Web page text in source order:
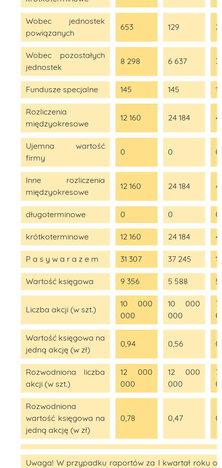
Wobec jednostek
powiązanych
653 129
Wobec pozostałych
jednostek
8 298 6 637 3
Fundusze specjalne 145 145
Rozliczenia
międzyokresowe
12 160 24 184 4
Ujemna wartość
firmy
0 0 0
Inne rozliczenia
międzyokresowe
12 160 24 184 4
długoterminowe 0 0 0
krótkoterminowe 12 160 24 184 4
P a s y w a r a z e m 31 307 37 245
Wartość księgowa 9 356 5 588 5
Liczba akcji (w szt.)
10 000
000
10 000
000
Wartość księgowa na
jedną akcję (w zł)
0,94 0,56
Rozwodniona liczba
akcji (w szt.)
12 000
000
12 000
000
Rozwodniona
wartość księgowa na
jedną akcję (w zł)
0,78 0,47
Uwaga! W przypadku raportów za I kwartał roku